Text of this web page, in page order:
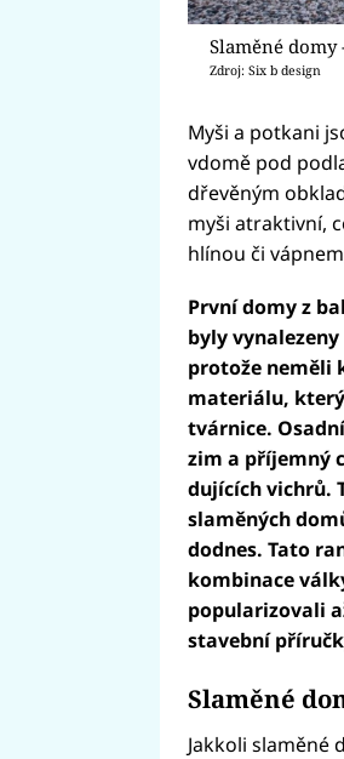
Slaměné domy
Zdroj: Six b design
Myši a potkani
vdomě pod
dřevěným
myši atraktivní,
hlínou či
První domy z
byly
protože neměli
materiálu,
tvárnice.
zim a příjemný
dujících vichrů.
slaměných
dodnes. Tato
kombinace
popularizovali
stavební
Slaměné
Jakkoli slaměné